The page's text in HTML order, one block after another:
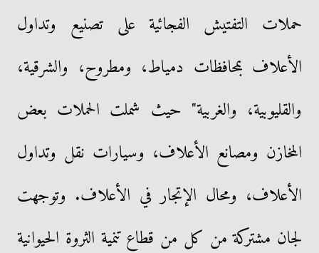
حملات التفتيش الفجائية على تصنيع وتداول
الأعلاف بمحافظات دمياط، ومطروح، والشرقية،
والقليوبية، والغربية" حيث شملت الحملات بعض
المخازن ومصانع الأعلاف، وسيارات نقل وتداول
الأعلاف، ومحال الإتجار في الأعلاف. وتوجهت
لجان مشتركة من كل من قطاع تنمية الثروة الحيوانية